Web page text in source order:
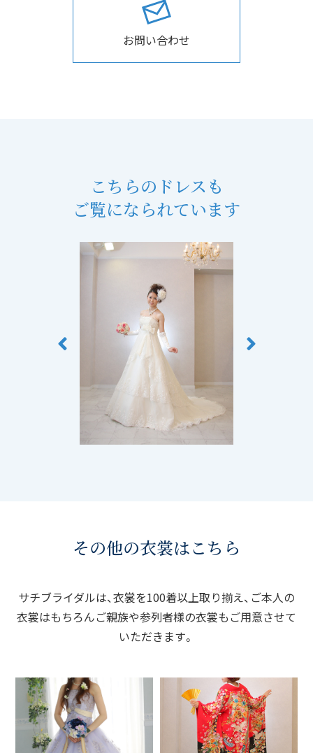
お問い合わせ
こちらのドレスも
ご覧になられています
その他の衣裳はこちら
サチブライダルは、衣裳を100着以上取り揃え、ご本人の
衣裳はもちろんご親族や参列者様の衣裳もご用意させて
いただきます。